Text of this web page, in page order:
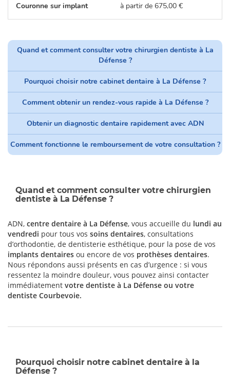
Couronne sur implant à partir de 675,00 €
Quand et comment consulter votre chirurgien dentiste à La
Défense ?
Pourquoi choisir notre cabinet dentaire à La Défense ?
Comment obtenir un rendez-vous rapide à La Défense ?
Obtenir un diagnostic dentaire rapidement avec ADN
Comment fonctionne le remboursement de votre consultation ?
Quand et comment consulter votre chirurgien
dentiste à La Défense ?
ADN, centre dentaire à La Défense, vous accueille du lundi au
vendredi pour tous vos soins dentaires, consultations
d’orthodontie, de dentisterie esthétique, pour la pose de vos
implants dentaires ou encore de vos prothèses dentaires.
Nous répondons aussi présents en cas d’urgence : si vous
ressentez la moindre douleur, vous pouvez ainsi contacter
immédiatement votre dentiste à La Défense ou votre
dentiste Courbevoie.
Pourquoi choisir notre cabinet dentaire à la
Défense ?